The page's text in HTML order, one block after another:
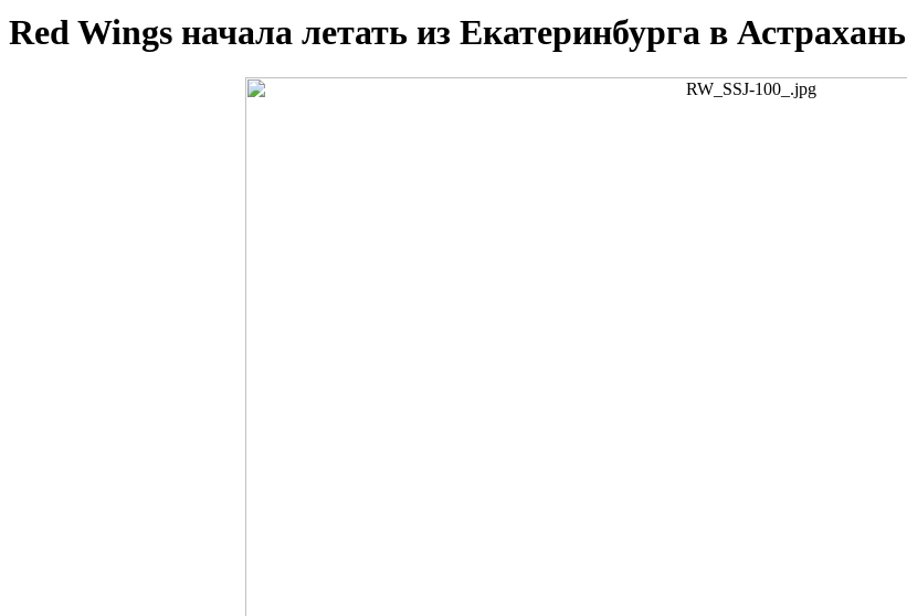
Red Wings начала летать из Екатеринбурга в Астрахань